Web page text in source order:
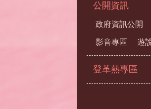
公開資訊
政府資訊公開
影音專區 遊
登革熱專區